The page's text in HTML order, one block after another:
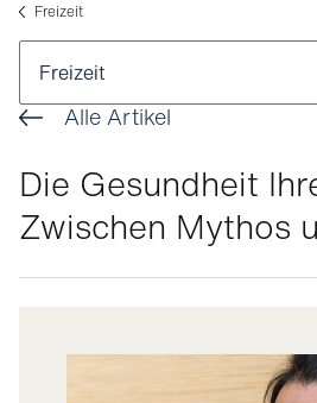
Freizeit
Freizeit
Gesundheit
Praktische Tipps
Fashion
Alle Artikel
Die Gesundheit
Zwischen Mythos